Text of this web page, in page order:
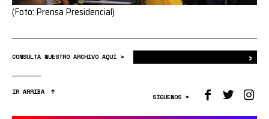
(Foto: Prensa Presidencial)
CONSULTA NUESTRO ARCHIVO AQUÍ > ›
IR ARRIBA
SÍGUENOS >